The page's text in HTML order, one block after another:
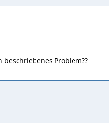
Problem??